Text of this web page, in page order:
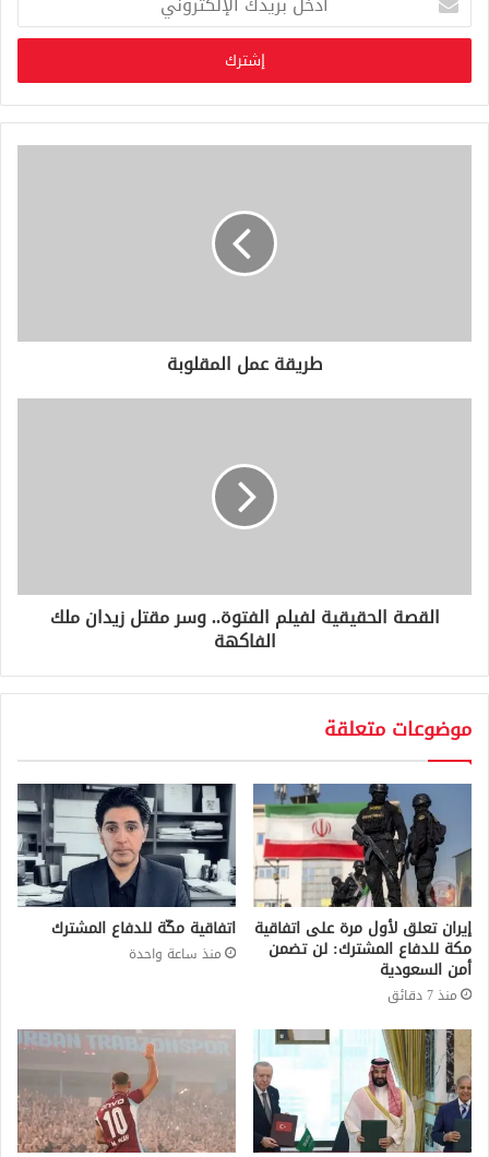
خ
ب
ر
ي
ر
ي
طريقة عمل المقلوبة
القصة الحقيقية لفيلم الفتوة.. وسر مقتل زيدان ملك
الفاكهة
موضوعات متعلقة
إيران تعلق لأول مرة على اتفاقية
مكة للدفاع المشترك: لن تضمن
أمن السعودية
منذ 7 دقائق
اتفاقية مكّة للدفاع المشترك
منذ ساعة واحدة